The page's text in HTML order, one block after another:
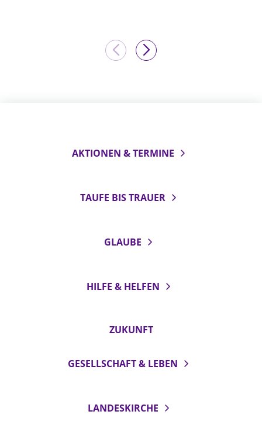
AKTIONEN & TERMINE
TAUFE BIS TRAUER
GLAUBE
HILFE & HELFEN
ZUKUNFT
GESELLSCHAFT & LEBEN
LANDESKIRCHE